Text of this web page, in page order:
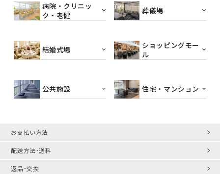
病院・クリニッ
ク・老健
葬儀場
結婚式場
ショッピングモー
ル
公共施設 住宅・マンション
お支払い方法
配送方法･送料
返品･交換